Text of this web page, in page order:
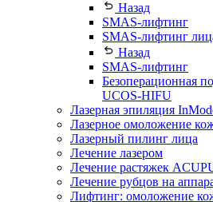
Назад
SMAS-лифтинг
SMAS-лифтинг
Назад
SMAS-лифтинг
Безоперационная
UCOS-HIFU
Лазерная эпиляция
Лазерное омоложение
Лазерный пилинг лица
Лечение лазером
Лечение растяжек
Лечение рубцов на
Лифтинг: омоложение